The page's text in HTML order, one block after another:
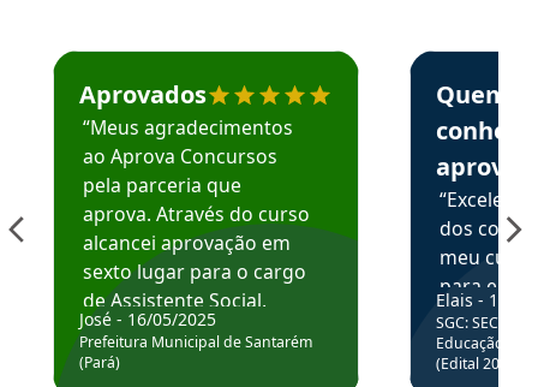
Estudante José recomenda o Aprova Concursos em
Aprovados
“Meus agradecimentos
ao Aprova Concursos
pela parceria que
aprova. Através do curso
alcancei aprovação em
sexto lugar para o cargo
de Assistente Social.
Hoje estou atuando na
Prefeitura de Santarém.
José - 16/05/2025
Prefeitura Municipal de Santarém
(Pará)
Estudante
Quem
aprova
dos
meu
para
colocar
através
de
Elais - 15/
SGC: SEC BA
Educação
(Edital